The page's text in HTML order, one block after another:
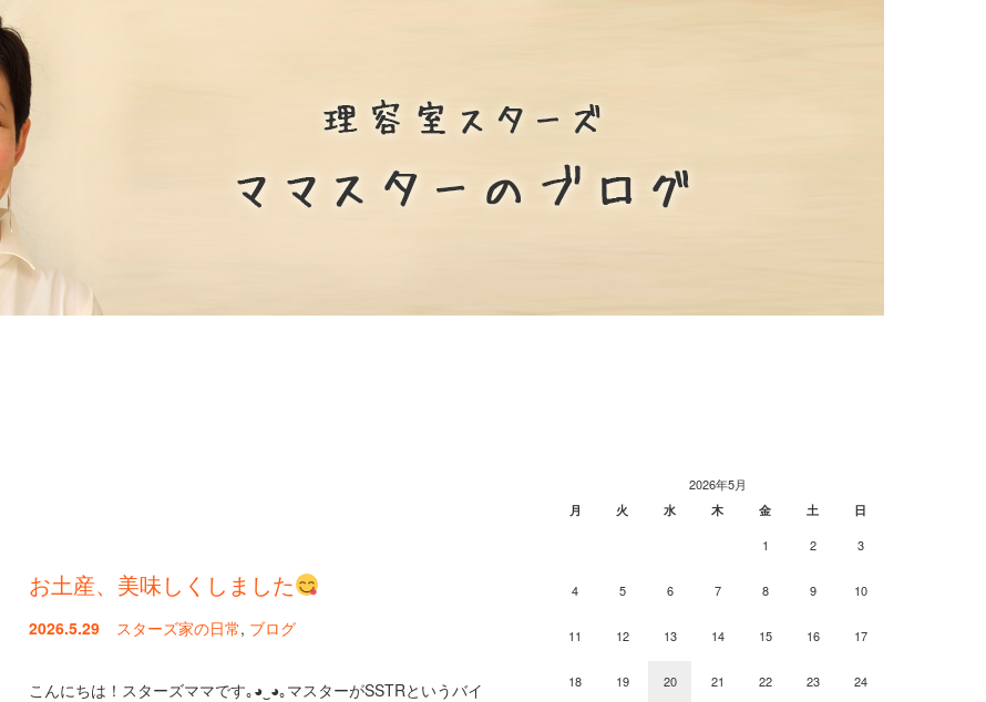
お土産、美味しくしました
2026.5.29 スターズ家の日常, ブログ
こんにちは！スターズママです｡⁠◕⁠‿⁠◕⁠｡マスターがSSTRというバイ
2026年5月
月 火 水 木 金 土 日
1 2 3
4 5 6 7 8 9 10
11 12 13 14 15 16 17
18 19 20 21 22 23 24